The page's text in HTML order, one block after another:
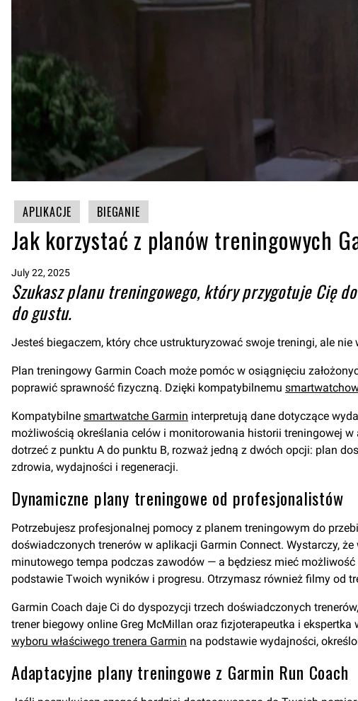
APLIKACJE BIEGANIE
Jak korzystać z planów treningowych
July 22, 2025
Szukasz planu treningowego, który przygotuje Cię
do gustu.
Jesteś biegaczem, który chce ustrukturyzować swoje treningi, ale
Plan treningowy Garmin Coach może pomóc w osiągnięciu
poprawić sprawność fizyczną. Dzięki kompatybilnemu
Kompatybilne smartwatche Garmin interpretują dane dotyczące
możliwością określania celów i monitorowania historii treningowej
dotrzeć z punktu A do punktu B, rozważ jedną z dwóch opcji: plan
zdrowia, wydajności i regeneracji.
Dynamiczne plany treningowe od profesjonalistów
Potrzebujesz profesjonalnej pomocy z planem treningowym do
doświadczonych trenerów w aplikacji Garmin Connect. Wystarczy,
minutowego tempa podczas zawodów — a będziesz mieć
podstawie Twoich wyników i progresu. Otrzymasz również filmy od
Garmin Coach daje Ci do dyspozycji trzech doświadczonych
trener biegowy online Greg McMillan oraz fizjoterapeutka i
wyboru właściwego trenera Garmin na podstawie wydajności,
Adaptacyjne plany treningowe z Garmin Run Coach